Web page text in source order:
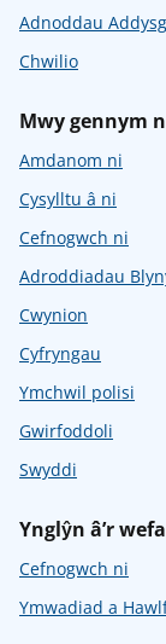
Adnoddau Addysg
Chwilio
Mwy gennym
Amdanom ni
Cysylltu â ni
Cefnogwch ni
Adroddiadau
Cwynion
Cyfryngau
Ymchwil polisi
Gwirfoddoli
Swyddi
Ynglŷn â’r
Cefnogwch ni
Ymwadiad a